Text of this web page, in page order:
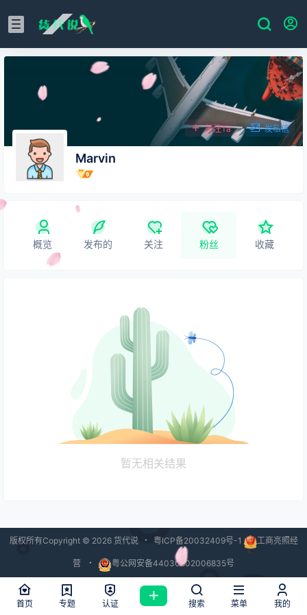
Marvin
关注Ta 发私信
概览 发布的 关注 粉丝 收藏
暂无相关结果
版权所有Copyright © 2026货代说 ・ 粤ICP备20032409号-1 工商亮照经
营 ・
粤公网安备44030602006835号
查询 40 次，耗时 1.7588 秒
首页
专题 认证 搜索 菜单 我的